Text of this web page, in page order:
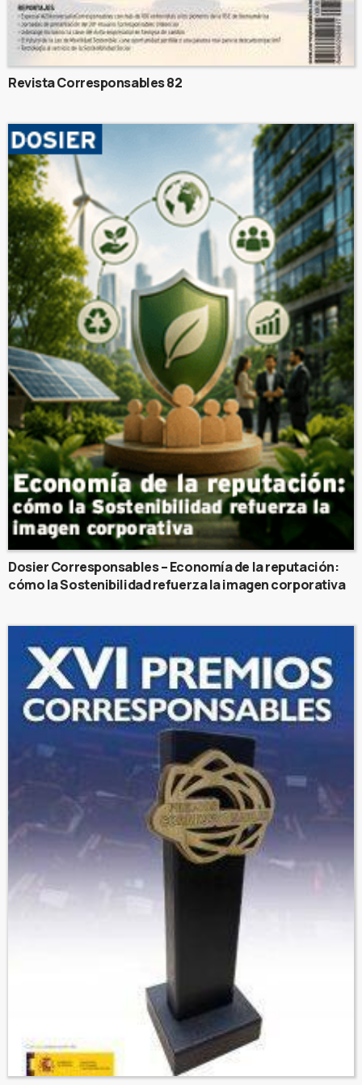
Revista Corresponsables 82
Dosier Corresponsables – Economía de la reputación:
cómo la Sostenibilidad refuerza la imagen corporativa